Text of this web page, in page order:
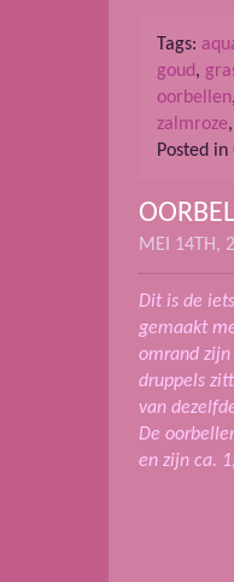
Tags:
goud,
oorbellen,
zalmroze,
Posted in
MEI 14TH,
Dit is de
gemaakt
omrand
druppels
van
De
en zijn ca.